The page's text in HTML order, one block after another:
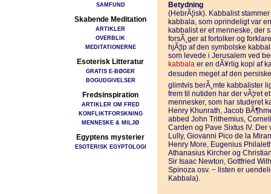
SAMFUND
Skabende Meditation
ARTIKLER
OVERBLIK
MEDITATIONERNE
Esoterisk Litteratur
GRATIS E-BØGER
BOGUDGIVELSER
Fredsinspiration
ARTIKLER OM FRED
KONFLIKTFORSKNING
MENNESKE & MILJØ
Egyptens mysterier
ESOTERISK EGYPTOLOGI
Betydning
(HebrÃ¦isk). Kabbalist
kabbala, som oprindeligt var
kabbalist er et menneske, der
forsÃ¸ger at fortolker og
hjÃ¦lp af den symbolske
som levede i Jerusalem ved
kabbalaer en dÃ¥rlig kopi af
desuden meget af den
glimtvis berÃ¸mte kabbalister
frem til nutiden har der vÃ¦ret
mennesker, som har studeret
Henry Khunrath, Jacob
abbed John Trithemius,
Carden og Pave Sixtus IV.
Lully, Giovanni Pico de la
Henry More, Eugenius
Athanasius Kircher og
Sir Isaac Newton, Gottfried
Spinoza osv. − listen er
Kabbala).